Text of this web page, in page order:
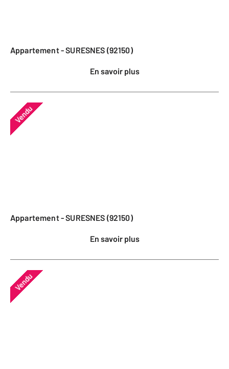
Appartement - SURESNES (92150)
En savoir plus
Vendu
Appartement - SURESNES (92150)
En savoir plus
Vendu